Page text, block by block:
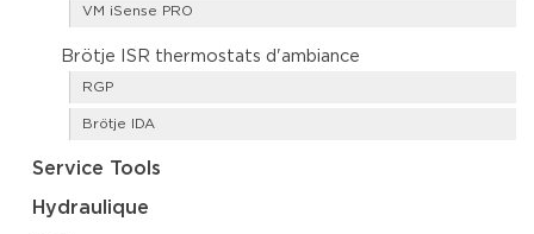
VM iSense PRO
Brötje ISR thermostats d'ambiance
RGP
Brötje IDA
Service Tools
Hydraulique